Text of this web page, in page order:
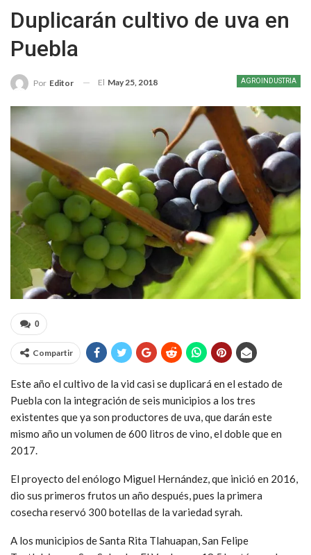
Duplicarán cultivo de uva en
Puebla
AGROINDUSTRIA
Por Editor El May 25, 2018
0
Compartir
Este año el cultivo de la vid casi se duplicará en el estado de
Puebla con la integración de seis municipios a los tres
existentes que ya son productores de uva, que darán este
mismo año un volumen de 600 litros de vino, el doble que en
2017.
El proyecto del enólogo Miguel Hernández, que inició en 2016,
dio sus primeros frutos un año después, pues la primera
cosecha reservó 300 botellas de la variedad syrah.
A los municipios de Santa Rita Tlahuapan, San Felipe